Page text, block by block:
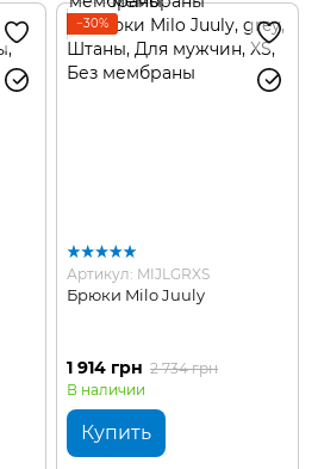
−30%
Артикул: MIJLGRXS
Брюки Milo Juuly
1 914 грн 2 734 грн
В наличии
Купить